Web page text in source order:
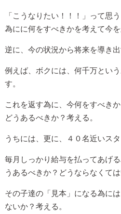
「こうなりたい！！！」って思
為にに何をすべきかを考えて今を
逆に、今の状況から将来を導き
例えば、ボクには、何千万とい
す。
これを返す為に、今何をすべき
どうあるべきか？考える。
うちには、更に、４０名近いスタ
毎月しっかり給与を払ってあげ
うあるべきか？どうならなくて
その子達の「見本」になる為に
ないか？考える。